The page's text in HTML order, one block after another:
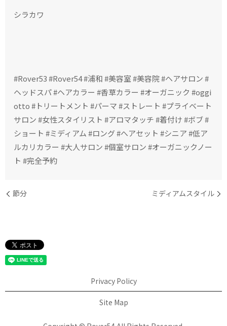
シラカワ
#Rover53 #Rover54 #浦和 #美容室 #美容院 #ヘアサロン #
ヘッドスパ #ヘアカラー #香草カラー #オーガニック #oggi
otto #トリートメント #パーマ #ストレート #プライベート
サロン #女性スタイリスト #アロマタッチ #着付け #ボブ #
ショート #ミディアム #ロング #へアセット #シニア #低ア
ルカリカラー #大人サロン #個室サロン #オーガニックノー
ト #完全予約
節分 ミディアムスタイル
Privacy Policy
Site Map